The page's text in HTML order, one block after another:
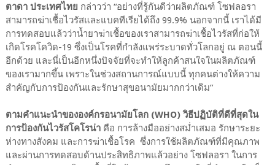
ตาดา ประเทศไทย กล่าวว่า “อย่างที่รู้กันดีว่าผลิตภัณฑ์ โซฟลอรา
สามารถฆ่าเชื้อไวรัสและแบคทีเรียได้ถึง 99.9% นอกจากนี้ เราได้มี
การทดสอบแล้วว่าน้ำยาฆ่าเชื้อของเราสามารถฆ่าเชื้อไวรัสที่ก่อให้
เกิดโรคโควิด-19 ซึ่งเป็นโรคที่กำลังแพร่ระบาดทั่วโลกอยู่ ณ ตอนนี้
อีกด้วย และนี่เป็นอีกหนึ่งปัจจัยที่จะทำให้ลูกค้าสนใจในผลิตภัณฑ์
ของเรามากขึ้น เพราะในช่วงสถานการณ์แบบนี้ ทุกคนต่างให้ความ
สำคัญกับการป้องกันและรักษาสุขอนามัยมากกว่าเดิม”
ตามคำแนะนำขององค์กรอนามัยโลก (WHO) วิธีปฏิบัติที่ดีที่สุดใน
การป้องกันไวรัสโคโรน่าคือ การล้างมืออย่างสม่ำเสมอ รักษาระยะ
ห่างทางสังคม และการฆ่าเชื้อโรค ซึ่งการใช้ผลิตภัณฑ์ที่มีคุณภาพ
และผ่านการทดสอบด้านประสิทธิภาพแล้วอย่าง โซฟลอรา ในการ